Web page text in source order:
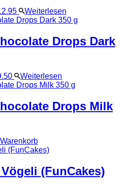
Weiterlesen
Drops Dark
Weiterlesen
Drops Milk
(FunCakes)